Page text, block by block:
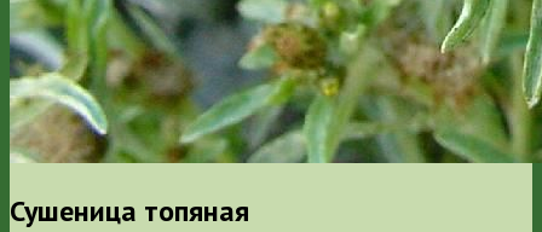
Сушеница топяная